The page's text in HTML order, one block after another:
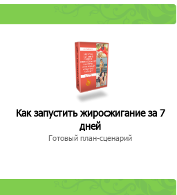
Как запустить жиросжигание за 7
дней
Готовый план-сценарий